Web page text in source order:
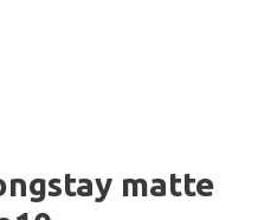
matte